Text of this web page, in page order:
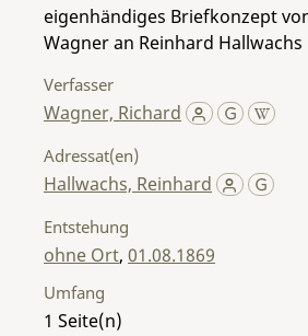
eigenhändiges Briefkonzept
Wagner an Reinhard Hallwachs
Verfasser
Wagner, Richard
Adressat(en)
Hallwachs, Reinhard
Entstehung
ohne Ort, 01.08.1869
Umfang
1